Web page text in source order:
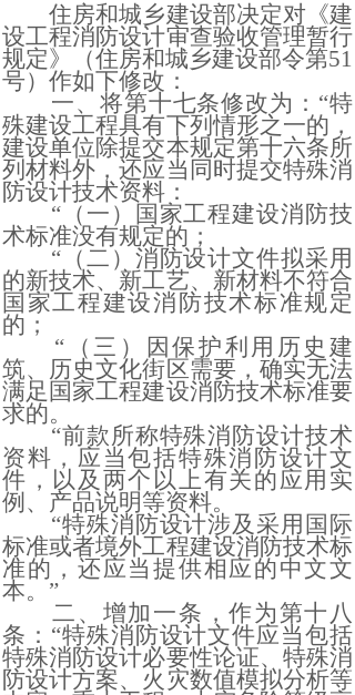
住房和城乡建设部决定对《建
设工程消防设计审查验收管理暂行
规定》（住房和城乡建设部令第51
号）作如下修改：
一、将第十七条修改为： “特
殊建设工程具有下列情形之一的，
建设单位除提交本规定第十六条所
列材料外，还应当同时提交特殊消
防设计技术资料：
“（一）国家工程建设消防技
术标准没有规定的；
“（二）消防设计文件拟采用
的新技术、新工艺、新材料不符合
国家工程建设消防技术标准规定
的；
“（三）因保护利用历史建
筑、历史文化街区需要，确实无法
满足国家工程建设消防技术标准要
求的。
“前款所称特殊消防设计技术
资料，应当包括特殊消防设计文
件，以及两个以上有关的应用实
例、产品说明等资料。
“特殊消防设计涉及采用国际
标准或者境外工程建设消防技术标
准的，还应当提供相应的中文文
本。”
二、增加一条，作为第十八
条： “特殊消防设计文件应当包括
特殊消防设计必要性论证、特殊消
防设计方案、火灾数值模拟分析等